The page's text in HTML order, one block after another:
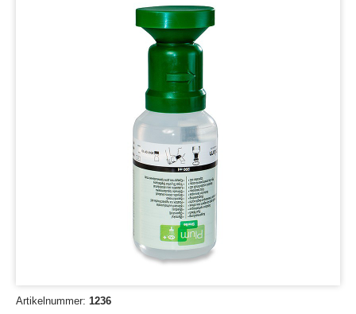
Artikelnummer: 1236